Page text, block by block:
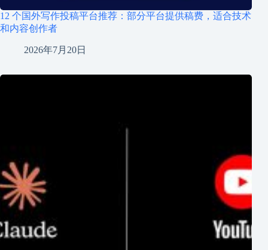
12 个国外写作投稿平台推荐：部分平台提供稿费，适合技术
和内容创作者
2026年7月20日